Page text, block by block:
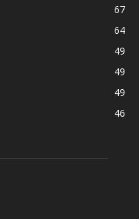
67
64
49
49
49
46